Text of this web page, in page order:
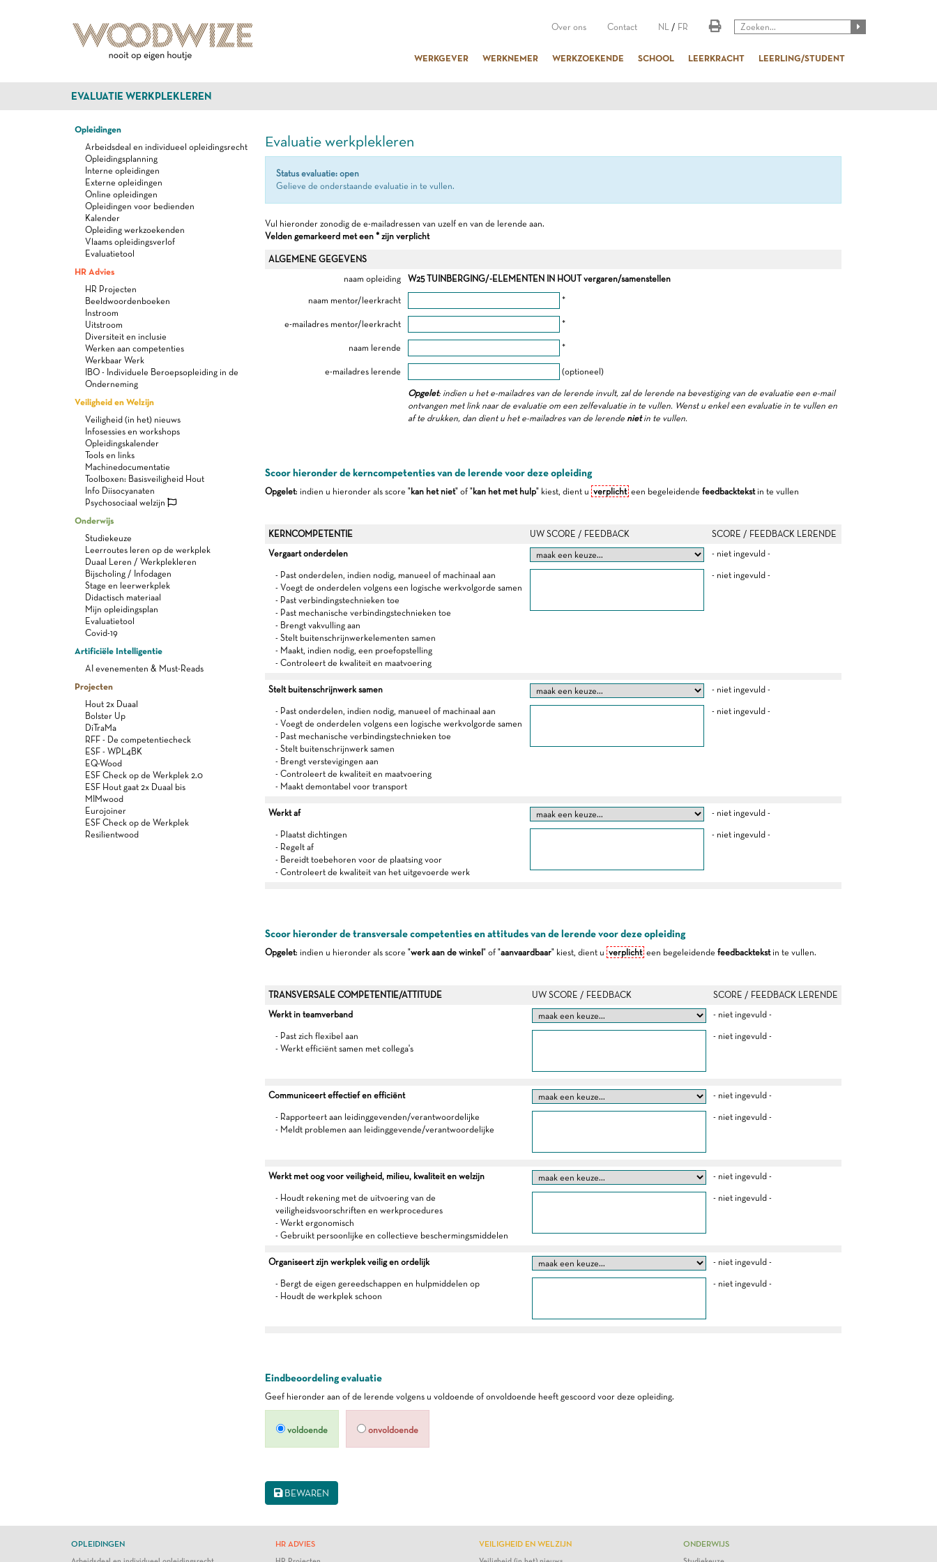
Over ons Contact NL / FR
WERKGEVER WERKNEMER WERKZOEKENDE SCHOOL LEERKRACHT LEERLING/STUDENT
EVALUATIE WERKPLEKLEREN
Opleidingen
Arbeidsdeal en individueel opleidingsrecht
Opleidingsplanning
Interne opleidingen
Externe opleidingen
Online opleidingen
Opleidingen voor bedienden
Kalender
Opleiding werkzoekenden
Vlaams opleidingsverlof
Evaluatietool
HR Advies
HR Projecten
Beeldwoordenboeken
Instroom
Uitstroom
Diversiteit en inclusie
Werken aan competenties
Werkbaar Werk
IBO - Individuele Beroepsopleiding in de
Onderneming
Veiligheid en Welzijn
Veiligheid (in het) nieuws
Infosessies en workshops
Opleidingskalender
Tools en links
Machinedocumentatie
Toolboxen: Basisveiligheid Hout
Info Diisocyanaten
Psychosociaal welzijn
Onderwijs
Studiekeuze
Leerroutes leren op de werkplek
Duaal Leren / Werkplekleren
Bijscholing / Infodagen
Stage en leerwerkplek
Didactisch materiaal
Mijn opleidingsplan
Evaluatietool
Covid-19
Artificiële Intelligentie
AI evenementen & Must-Reads
Projecten
Hout 2x Duaal
Bolster Up
DiTraMa
RFF - De competentiecheck
ESF - WPL4BK
EQ-Wood
ESF Check op de Werkplek 2.0
ESF Hout gaat 2x Duaal bis
MIMwood
Eurojoiner
ESF Check op de Werkplek
Resilientwood
Evaluatie werkplekleren
Status evaluatie: open
Gelieve de onderstaande evaluatie in te vullen.
Vul hieronder zonodig de e-mailadressen van uzelf en van de lerende aan.
Velden gemarkeerd met een * zijn verplicht
ALGEMENE GEGEVENS
naam opleiding
W25 TUINBERGING/-ELEMENTEN IN HOUT vergaren/samenstellen
naam mentor/leerkracht *
e-mailadres mentor/leerkracht *
naam lerende *
e-mailadres lerende (optioneel)
Opgelet: indien u het e-mailadres van de lerende invult, zal de lerende na bevestiging van de evaluatie een e-mail
ontvangen met link naar de evaluatie om een zelfevaluatie in te vullen. Wenst u enkel een evaluatie in te vullen en
af te drukken, dan dient u het e-mailadres van de lerende nietin te vullen.
Scoor hieronder de kerncompetenties van de lerende voor deze opleiding
Opgelet: indien u hieronder als score "kan het niet" of "kan het met hulp" kiest, dient u verplichteen begeleidende feedbacktekstin te vullen
KERNCOMPETENTIE UW SCORE / FEEDBACK
SCORE / FEEDBACK LERENDE
Vergaart onderdelen
- niet ingevuld -
- Past onderdelen, indien nodig, manueel of machinaal aan
- Voegt de onderdelen volgens een logische werkvolgorde samen
- Past verbindingstechnieken toe
- Past mechanische verbindingstechnieken toe
- Brengt vakvulling aan
- Stelt buitenschrijnwerkelementen samen
- Maakt, indien nodig, een proefopstelling
- Controleert de kwaliteit en maatvoering
- niet ingevuld -
Stelt buitenschrijnwerk samen - niet ingevuld -
- Past onderdelen, indien nodig, manueel of machinaal aan
- Voegt de onderdelen volgens een logische werkvolgorde samen
- Past mechanische verbindingstechnieken toe
- Stelt buitenschrijnwerk samen
- Brengt verstevigingen aan
- Controleert de kwaliteit en maatvoering
- Maakt demontabel voor transport
- niet ingevuld -
Werkt af - niet ingevuld -
- Plaatst dichtingen
- Regelt af
- Bereidt toebehoren voor de plaatsing voor
- Controleert de kwaliteit van het uitgevoerde werk
- niet ingevuld -
Scoor hieronder de transversale competenties en attitudes van de lerende voor deze opleiding
Opgelet: indien u hieronder als score "werk aan de winkel " of "aanvaardbaar" kiest, dient u verplichteen begeleidende feedbacktekstin te vullen.
TRANSVERSALE COMPETENTIE/ATTITUDE UW SCORE / FEEDBACK
SCORE / FEEDBACK LERENDE
Werkt in teamverband
- niet ingevuld -
- Past zich flexibel aan
- Werkt efficiënt samen met collega's
- niet ingevuld -
Communiceert effectief en efficiënt - niet ingevuld -
- Rapporteert aan leidinggevenden/verantwoordelijke
- Meldt problemen aan leidinggevende/verantwoordelijke
- niet ingevuld -
Werkt met oog voor veiligheid, milieu, kwaliteit en welzijn - niet ingevuld -
- Houdt rekening met de uitvoering van de
veiligheidsvoorschriften en werkprocedures
- Werkt ergonomisch
- Gebruikt persoonlijke en collectieve beschermingsmiddelen
- niet ingevuld -
Organiseert zijn werkplek veilig en ordelijk - niet ingevuld -
- Bergt de eigen gereedschappen en hulpmiddelen op
- Houdt de werkplek schoon
- niet ingevuld -
Eindbeoordeling evaluatie
Geef hieronder aan of de lerende volgens u voldoende of onvoldoende heeft gescoord voor deze opleiding.
voldoende onvoldoende
BEWAREN
OPLEIDINGEN HR ADVIES VEILIGHEID EN WELZIJN ONDERWIJS